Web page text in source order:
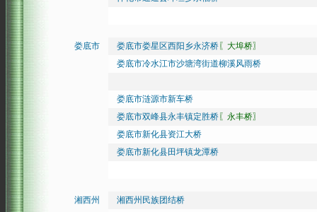
娄底市 娄底市娄星区西阳乡永济桥 〖大埠桥〗
娄底市冷水江市沙塘湾街道柳溪风雨桥
娄底市涟源市新车桥
娄底市双峰县永丰镇定胜桥 〖永丰桥〗
娄底市新化县资江大桥
娄底市新化县田坪镇龙潭桥
湘西州
湘西州民族团结桥